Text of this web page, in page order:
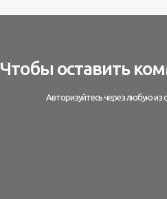
Чтобы оставить
Авторизуйтесь через любую из